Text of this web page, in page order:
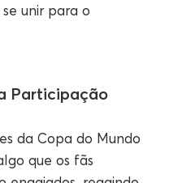
unir para o
Participação
da Copa do Mundo
que os fãs